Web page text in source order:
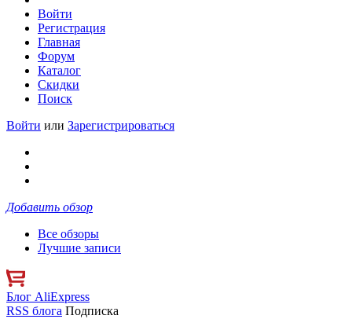
Войти
Регистрация
Главная
Форум
Каталог
Скидки
Поиск
Войти или Зарегистрироваться
Добавить обзор
Все обзоры
Лучшие записи
Блог AliExpress
RSS блога Подписка